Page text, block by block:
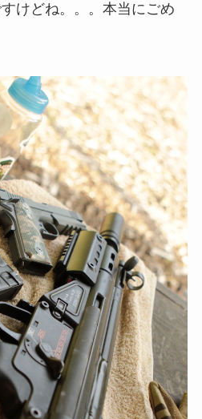
けどね。。。本当にごめ